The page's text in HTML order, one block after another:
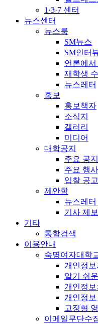
1·3·7 센터
뉴스센터
뉴스룸
SM뉴스
SM인터
언론에서
재학생
뉴스레터
홍보
홍보책자
소식지
갤러리
미디어
대학공지
주요 공지
주요 행사
입찰 공고
제안함
뉴스레터
기사 제보
기타
통합검색
이용안내
숙명여자대학
개인정보
알기 쉬
개인정
개인정보
고정형
이메일무단수